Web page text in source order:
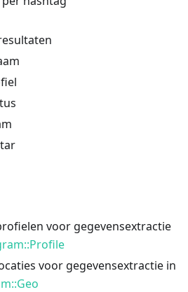
voor gegevensextractie
voor gegevensextractie in